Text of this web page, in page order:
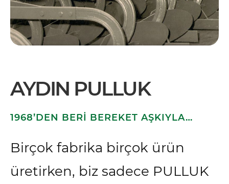
AYDIN PULLUK
1968’DEN BERİ BEREKET AŞKIYLA…
Birçok fabrika birçok ürün
üretirken, biz sadece PULLUK